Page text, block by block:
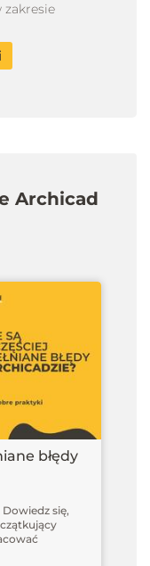
zakresie
Archicad
błędy
się,